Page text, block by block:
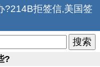
?214B拒签信,美国签
?